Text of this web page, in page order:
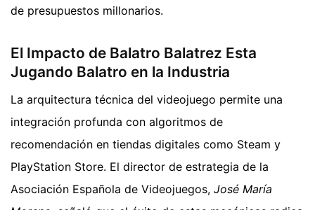
de presupuestos millonarios.
El Impacto de Balatro Balatrez Esta
Jugando Balatro en la Industria
La arquitectura técnica del videojuego permite una
integración profunda con algoritmos de
recomendación en tiendas digitales como Steam y
PlayStation Store. El director de estrategia de la
Asociación Española de Videojuegos, José María